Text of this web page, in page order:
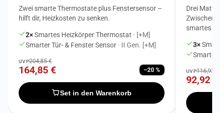
Zwei smarte Thermostate plus Fenstersensor –
hilft dir, Heizkosten zu senken.
2×Smartes Heizkörper Thermostat · [+M]
Smarter Tür- & Fenster Sensor · II Gen. [+M]
UVP204,85 €
164,85 € −20 %
Set in den Warenkorb
Drei
smartes
3×
Smarter
UVP116,92 €
92,92 €